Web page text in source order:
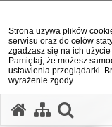
Strona używa plików
serwisu oraz do celów
zgadzasz się na ich
Pamiętaj, że możesz
ustawienia przeglądarki.
wyrażenie zgody.